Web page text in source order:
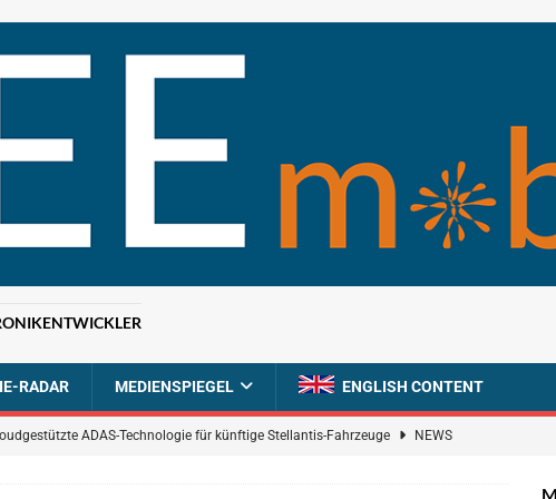
RADAR MEDIENSPIEGEL ENGLISH CONTENT
ADAS-Technologie für künftige Stellantis-Fahrzeuge NEWS